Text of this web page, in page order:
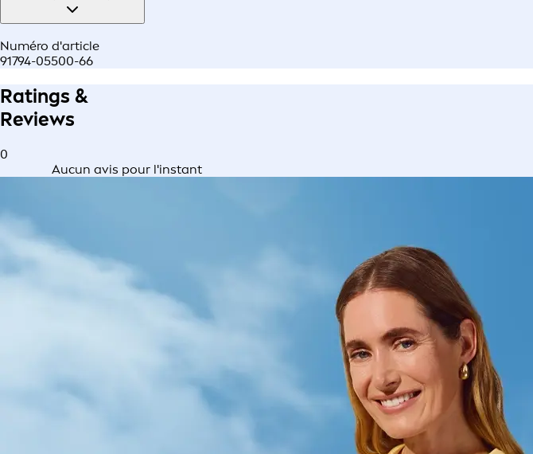
Numéro d'article
91794-05500-66
Ratings &
Reviews
0
Aucun avis pour l'instant